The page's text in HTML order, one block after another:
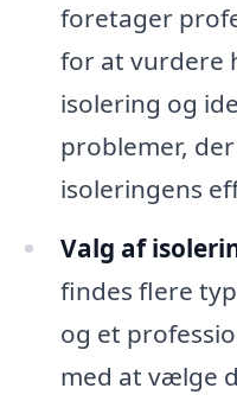
foretager
for at vurdere
isolering og
problemer,
isoleringens
Valg af
findes flere
og et
med at vælge